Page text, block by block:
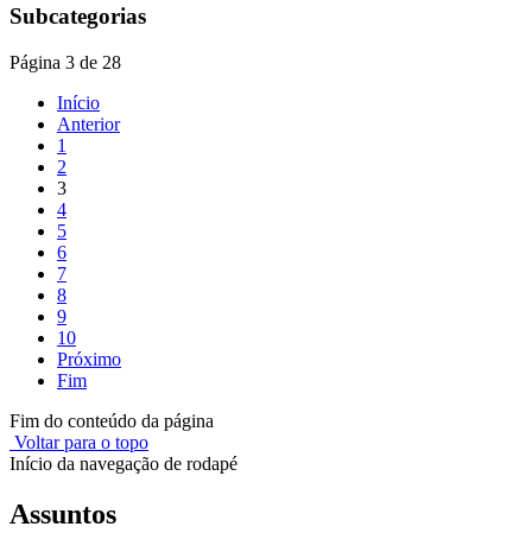
Subcategorias
Página 3 de 28
Início
Anterior
1
2
3
4
5
6
7
8
9
10
Próximo
Fim
Fim do conteúdo da página
Voltar para o topo
Início da navegação de rodapé
Assuntos